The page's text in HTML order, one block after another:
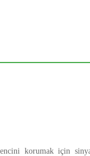
korumak için